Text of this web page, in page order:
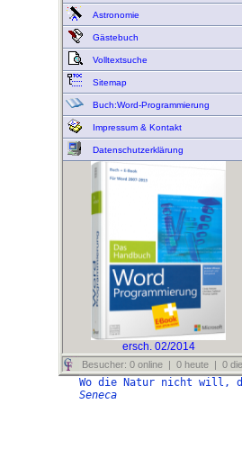
Astronomie
Gästebuch
Volltextsuche
Sitemap
Buch:Word-Programmierung
Impressum & Kontakt
Datenschutzerklärung
ersch. 02/2014
Besucher: 0 online | 0 heute | 0
Wo die Natur nicht will,
Seneca